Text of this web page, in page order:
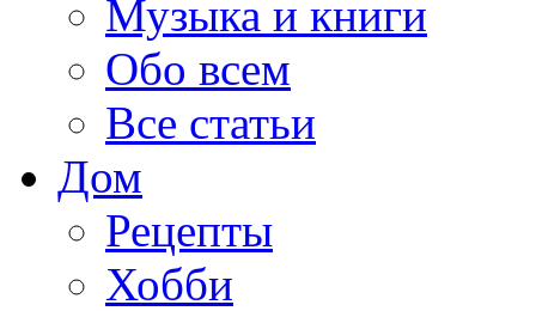
Музыка и книги
Обо всем
Все статьи
Дом
Рецепты
Хобби